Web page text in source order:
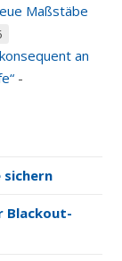
Maßstäbe
an
-
Blackout-